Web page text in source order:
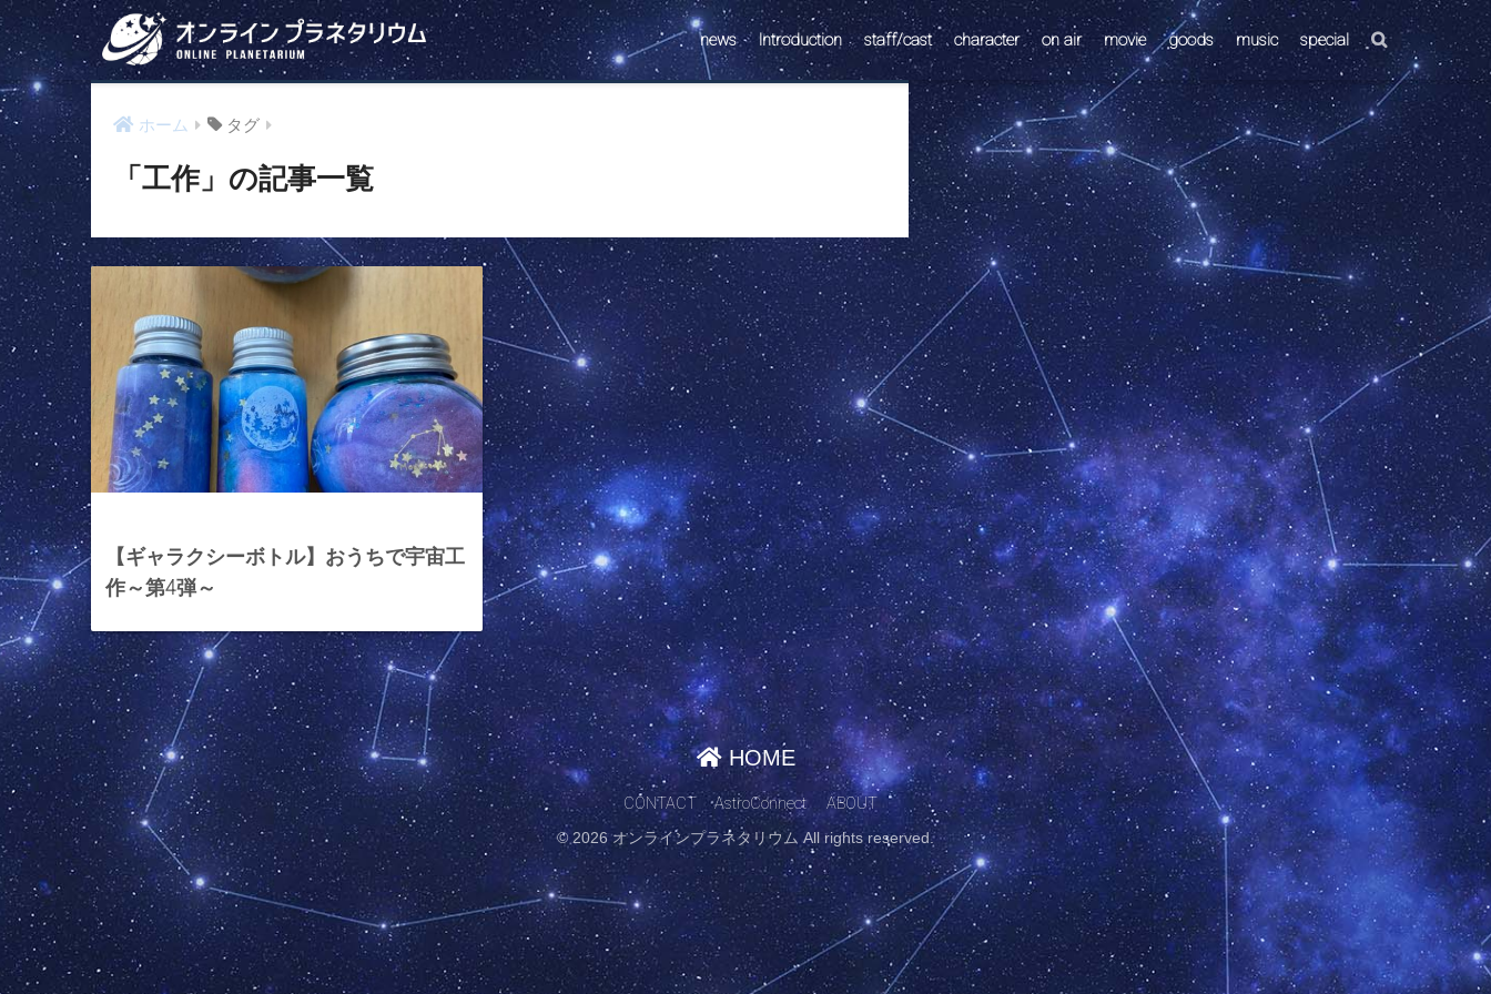
news Introduction staff/cast character on air movie goods music special
ホーム タグ
「工作」の記事一覧
【ギャラクシーボトル】おうちで宇宙工
作～第4弾～
HOME
CONTACT AstroConnect ABOUT
© 2026 オンラインプラネタリウム All rights reserved.